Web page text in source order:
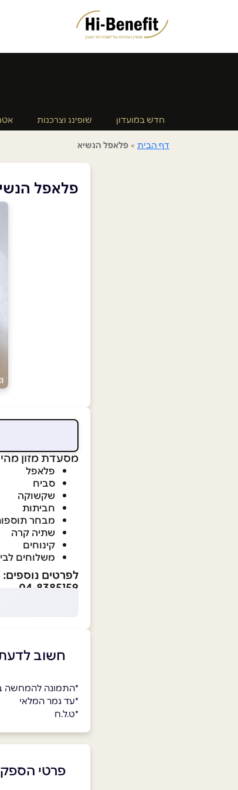
חדש במועדון שופינג וצרכנות
דף הבית > פלאפל הנשיא
פלאפל
מסעדת מזון
פלאפל
סביח
שקשוקה
חביתות
מבחר
שתיה קרה
קינוחים
משלוחים
לפרטים נוספים:
04-8385159
חשוב
*התמונה להמחשה
*עד גמר המלאי
*ט.ל.ח
פרטי הספק